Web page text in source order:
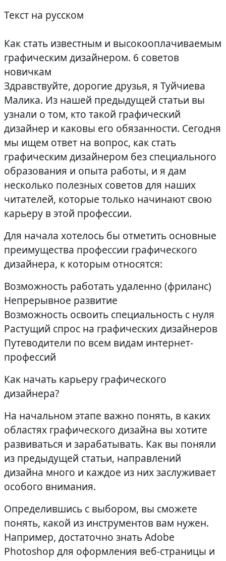
Текст на русском
Как стать известным и высокооплачиваемым
графическим дизайнером. 6 советов
новичкам
Здравствуйте, дорогие друзья, я Туйчиева
Малика. Из нашей предыдущей статьи вы
узнали о том, кто такой графический
дизайнер и каковы его обязанности. Сегодня
мы ищем ответ на вопрос, как стать
графическим дизайнером без специального
образования и опыта работы, и я дам
несколько полезных советов для наших
читателей, которые только начинают свою
карьеру в этой профессии.
Для начала хотелось бы отметить основные
преимущества профессии графического
дизайнера, к которым относятся:
Возможность работать удаленно (фриланс)
Непрерывное развитие
Возможность освоить специальность с нуля
Растущий спрос на графических дизайнеров
Путеводители по всем видам интернет-
профессий
Как начать карьеру графического
дизайнера?
На начальном этапе важно понять, в каких
областях графического дизайна вы хотите
развиваться и зарабатывать. Как вы поняли
из предыдущей статьи, направлений
дизайна много и каждое из них заслуживает
особого внимания.
Определившись с выбором, вы сможете
понять, какой из инструментов вам нужен.
Например, достаточно знать Adobe
Photoshop для оформления веб-страницы и